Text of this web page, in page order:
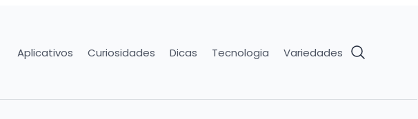
Aplicativos Curiosidades Dicas Tecnologia Variedades